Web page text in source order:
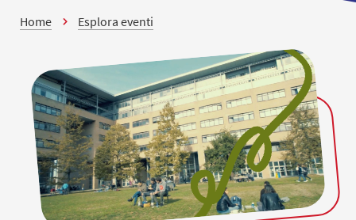
Home Esplora eventi